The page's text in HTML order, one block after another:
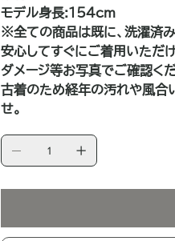
モデル身長:154cm
※全ての商品は既に、洗濯済み
安心してすぐにご着用いただけ
ダメージ等お写真でご確認くだ
古着のため経年の汚れや風合
せ。